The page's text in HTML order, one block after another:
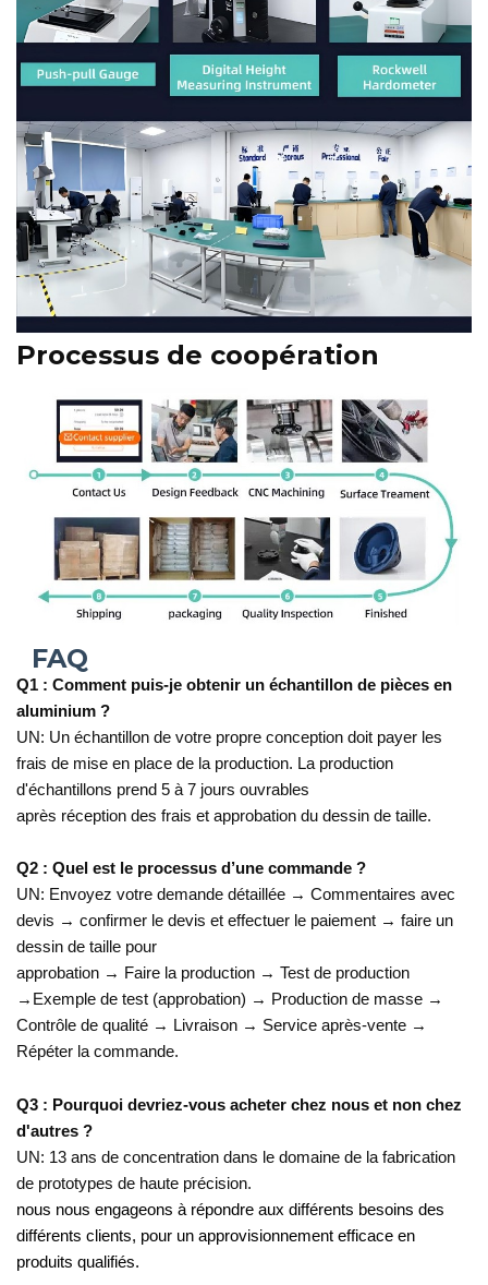
Processus de coopération
  FAQ
Q1 : Comment puis-je obtenir un échantillon de pièces en
aluminium ?
UN: Un échantillon de votre propre conception doit payer les
frais de mise en place de la production. La production
d'échantillons prend 5 à 7 jours ouvrables
après réception des frais et approbation du dessin de taille.
Q2 : Quel est le processus d’une commande ?
UN: Envoyez votre demande détaillée → Commentaires avec
devis → confirmer le devis et effectuer le paiement → faire un
dessin de taille pour
approbation → Faire la production → Test de production
→ Exemple de test (approbation) → Production de masse →
Contrôle de qualité → Livraison → Service après-vente →
Répéter la commande.
Q3 : Pourquoi devriez-vous acheter chez nous et non chez
d'autres ?
UN: 13 ans de concentration dans le domaine de la fabrication
de prototypes de haute précision.
nous nous engageons à répondre aux différents besoins des
différents clients, pour un approvisionnement efficace en
produits qualifiés.